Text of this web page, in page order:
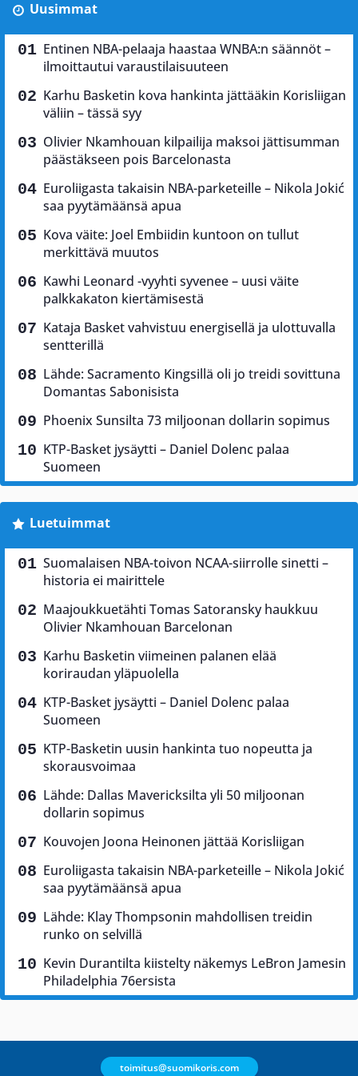
Uusimmat
Entinen NBA-pelaaja haastaa WNBA:n säännöt –
ilmoittautui varaustilaisuuteen
Karhu Basketin kova hankinta jättääkin Korisliigan
väliin – tässä syy
Olivier Nkamhouan kilpailija maksoi jättisumman
päästäkseen pois Barcelonasta
Euroliigasta takaisin NBA-parketeille – Nikola Jokić
saa pyytämäänsä apua
Kova väite: Joel Embiidin kuntoon on tullut
merkittävä muutos
Kawhi Leonard -vyyhti syvenee – uusi väite
palkkakaton kiertämisestä
Kataja Basket vahvistuu energisellä ja ulottuvalla
sentterillä
Lähde: Sacramento Kingsillä oli jo treidi sovittuna
Domantas Sabonisista
Phoenix Sunsilta 73 miljoonan dollarin sopimus
KTP-Basket jysäytti – Daniel Dolenc palaa
Suomeen
Luetuimmat
Suomalaisen NBA-toivon NCAA-siirrolle sinetti –
historia ei mairittele
Maajoukkuetähti Tomas Satoransky haukkuu
Olivier Nkamhouan Barcelonan
Karhu Basketin viimeinen palanen elää
koriraudan yläpuolella
KTP-Basket jysäytti – Daniel Dolenc palaa
Suomeen
KTP-Basketin uusin hankinta tuo nopeutta ja
skorausvoimaa
Lähde: Dallas Mavericksilta yli 50 miljoonan
dollarin sopimus
Kouvojen Joona Heinonen jättää Korisliigan
Euroliigasta takaisin NBA-parketeille – Nikola Jokić
saa pyytämäänsä apua
Lähde: Klay Thompsonin mahdollisen treidin
runko on selvillä
Kevin Durantilta kiistelty näkemys LeBron Jamesin
Philadelphia 76ersista
toimitus@suomikoris.com